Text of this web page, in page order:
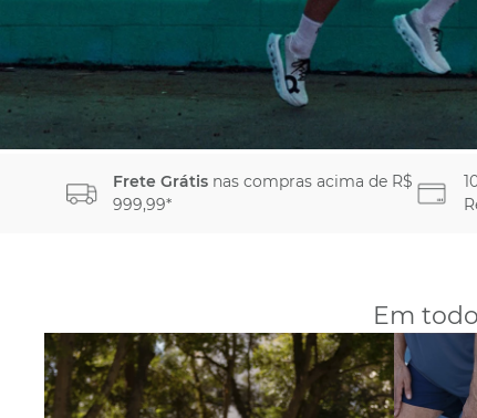
Frete Grátisnas compras acima de R$
999,99*
Em